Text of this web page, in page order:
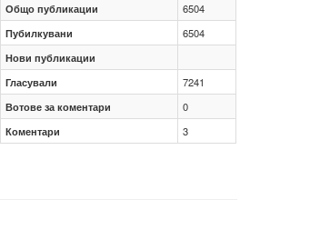
Общо публикации
6504
Пубилкувани
6504
Нови публикации
Гласували
7241
Вотове за коментари
0
Коментари
3